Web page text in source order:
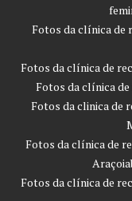
Fotos da clínica de
Fotos da clínica de
Fotos da clínica de
Fotos da clinica de
Fotos da clínica de
Fotos da clínica de